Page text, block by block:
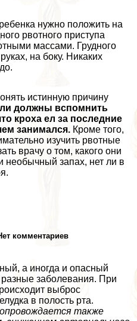
нужно положить на
рвотного приступа
массами. Грудного
на боку. Никаких
истинную причину
должны вспомнить
кроха ел за последние
занимался. Кроме того,
изучить рвотные
врачу о том, какого они
необычный запах, нет ли в
комментариев
а иногда и опасный
заболевания. При
выброс
в полость рта.
также